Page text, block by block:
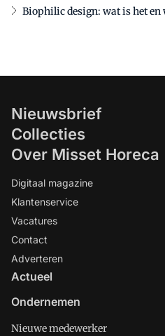
Biophilic design: wat is het en
Nieuwsbrief
Collecties
Over Misset Horeca
Digitaal magazine
Klantenservice
Vacatures
Contact
Adverteren
Actueel
Ondernemen
Nieuwe medewerker